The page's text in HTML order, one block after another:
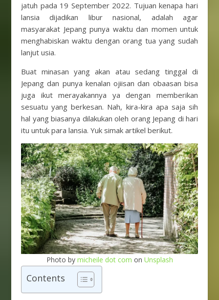
jatuh pada 19 September 2022. Tujuan kenapa hari
lansia dijadikan libur nasional, adalah agar
masyarakat Jepang punya waktu dan momen untuk
menghabiskan waktu dengan orang tua yang sudah
lanjut usia.
Buat minasan yang akan atau sedang tinggal di
Jepang dan punya kenalan ojiisan dan obaasan bisa
juga ikut merayakannya ya dengan memberikan
sesuatu yang berkesan. Nah, kira-kira apa saja sih
hal yang biasanya dilakukan oleh orang Jepang di hari
itu untuk para lansia. Yuk simak artikel berikut.
Photo by micheile dot com on Unsplash
Contents